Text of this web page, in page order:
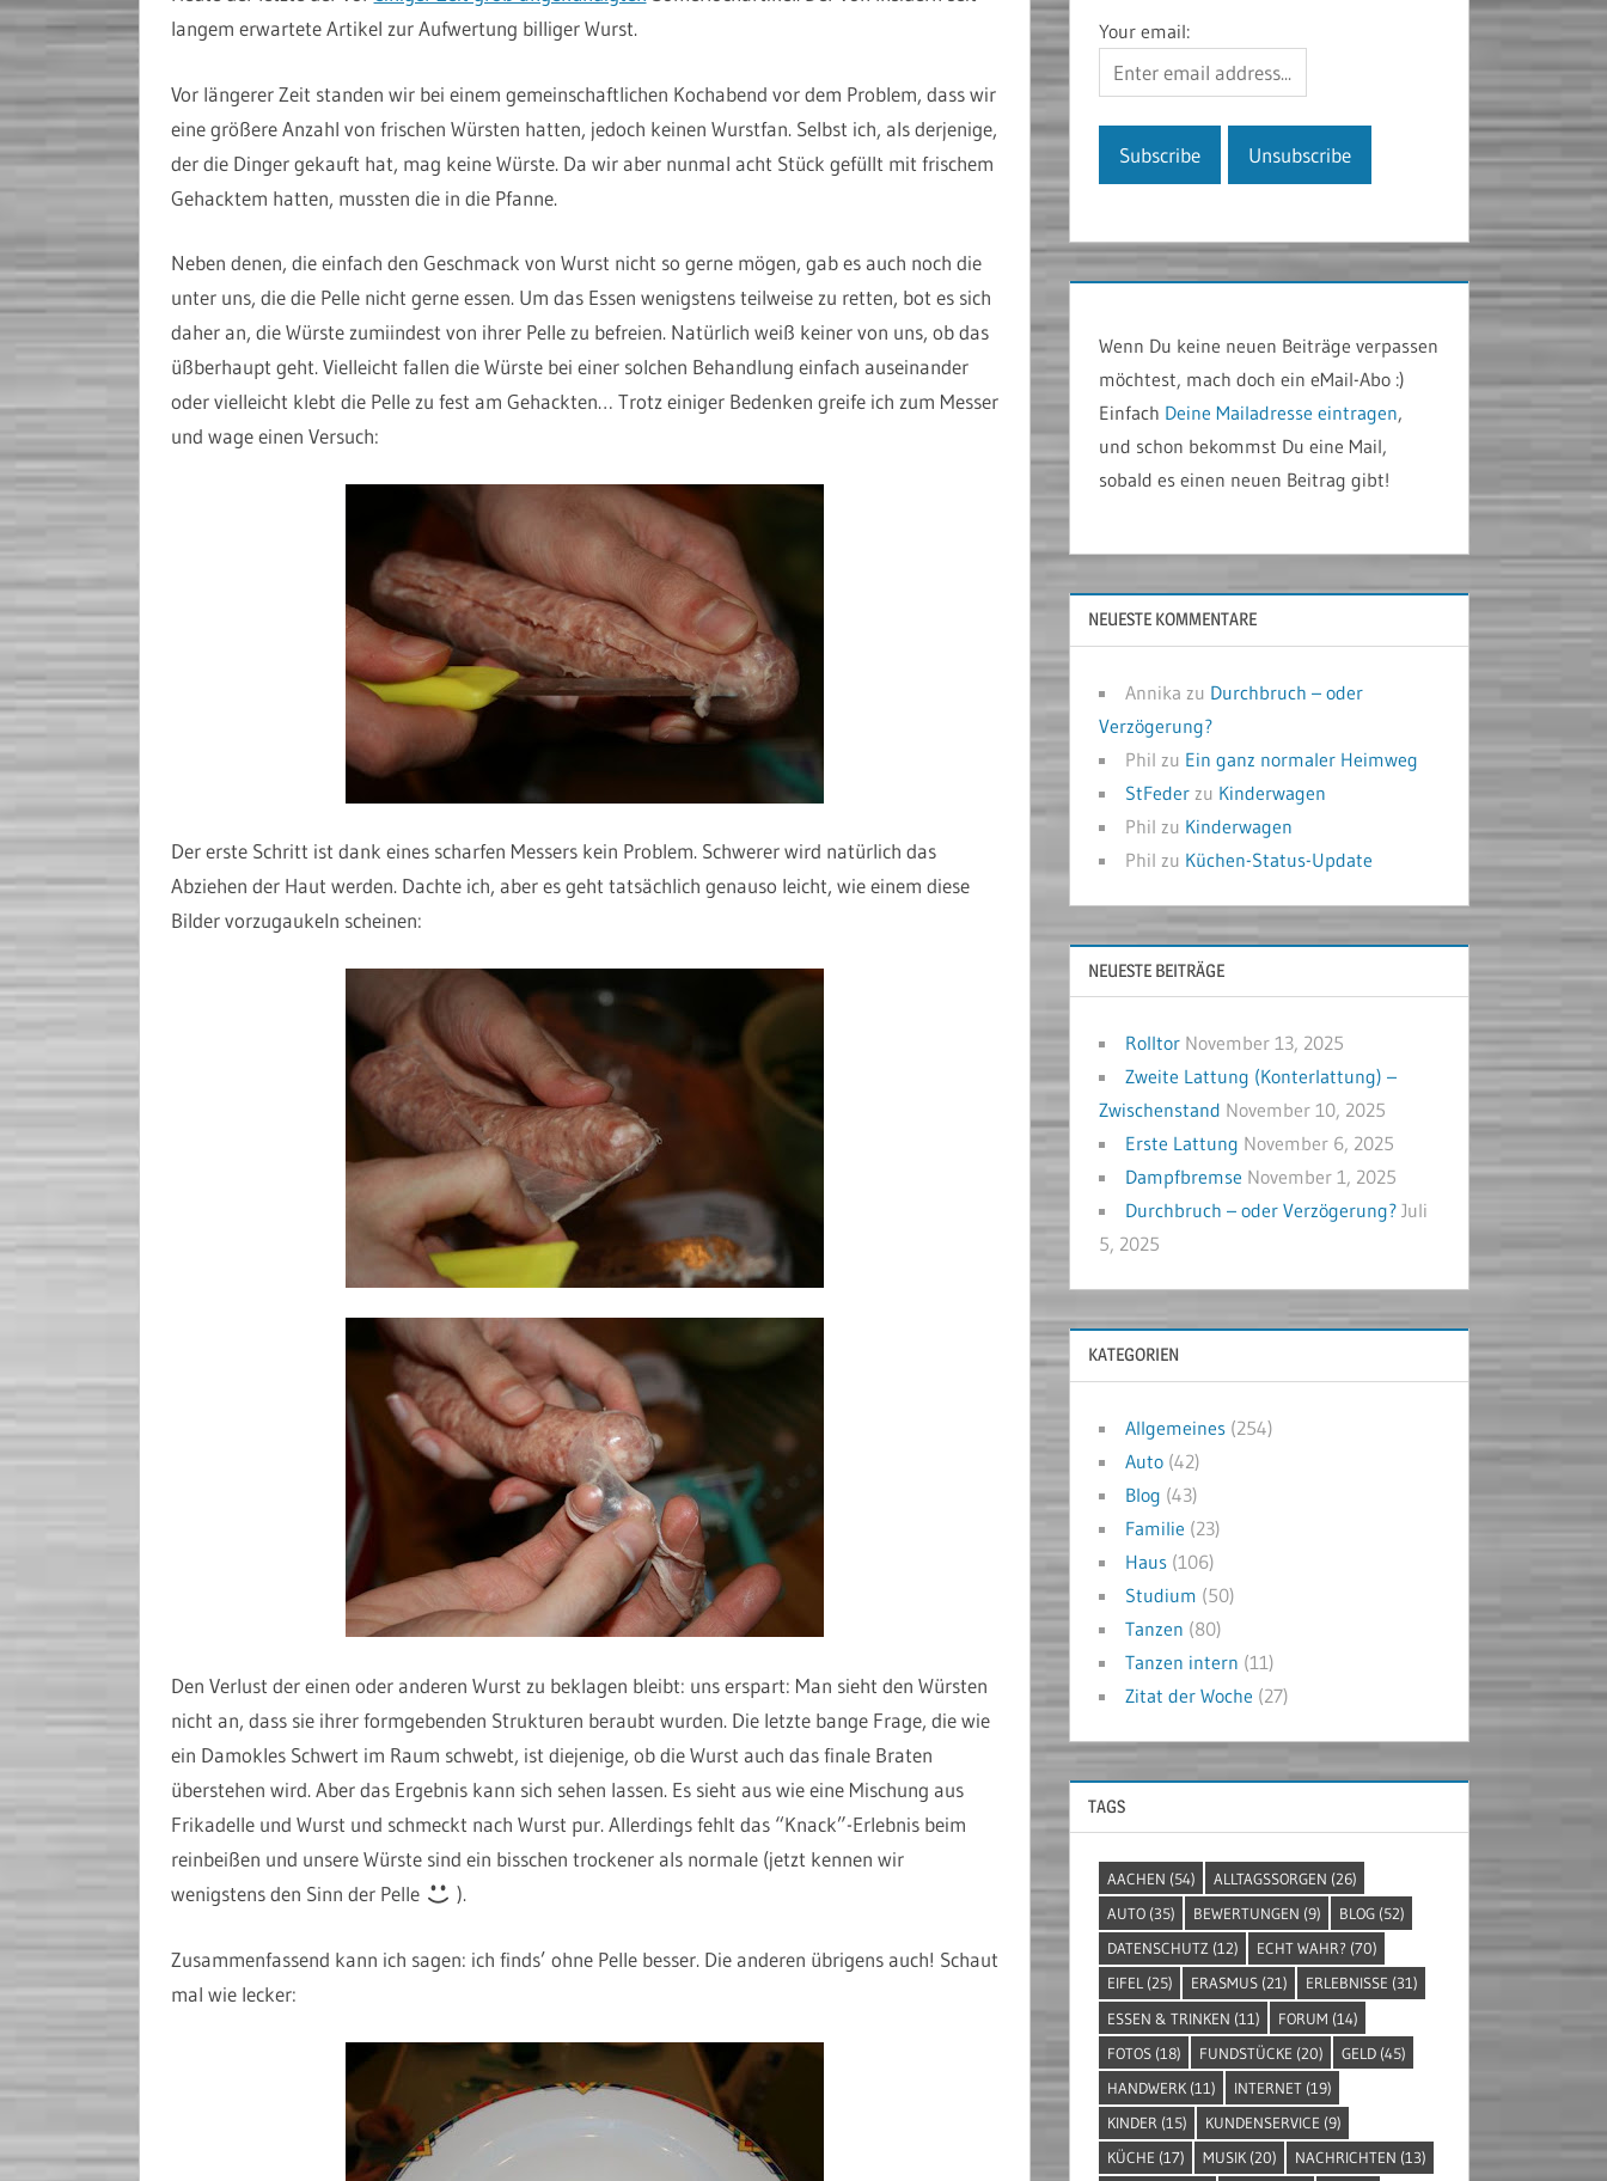
langem erwartete Artikel zur Aufwertung billiger Wurst.
Vor längerer Zeit standen wir bei einem gemeinschaftlichen Kochabend vor dem Problem, dass wir
eine größere Anzahl von frischen Würsten hatten, jedoch keinen Wurstfan. Selbst ich, als derjenige,
der die Dinger gekauft hat, mag keine Würste. Da wir aber nunmal acht Stück gefüllt mit frischem
Gehacktem hatten, mussten die in die Pfanne.
Neben denen, die einfach den Geschmack von Wurst nicht so gerne mögen, gab es auch noch die
unter uns, die die Pelle nicht gerne essen. Um das Essen wenigstens teilweise zu retten, bot es sich
daher an, die Würste zumiindest von ihrer Pelle zu befreien. Natürlich weiß keiner von uns, ob das
üßberhaupt geht. Vielleicht fallen die Würste bei einer solchen Behandlung einfach auseinander
oder vielleicht klebt die Pelle zu fest am Gehackten… Trotz einiger Bedenken greife ich zum Messer
und wage einen Versuch:
Der erste Schritt ist dank eines scharfen Messers kein Problem. Schwerer wird natürlich das
Abziehen der Haut werden. Dachte ich, aber es geht tatsächlich genauso leicht, wie einem diese
Bilder vorzugaukeln scheinen:
Den Verlust der einen oder anderen Wurst zu beklagen bleibt: uns erspart: Man sieht den Würsten
nicht an, dass sie ihrer formgebenden Strukturen beraubt wurden. Die letzte bange Frage, die wie
ein Damokles Schwert im Raum schwebt, ist diejenige, ob die Wurst auch das finale Braten
überstehen wird. Aber das Ergebnis kann sich sehen lassen. Es sieht aus wie eine Mischung aus
Frikadelle und Wurst und schmeckt nach Wurst pur. Allerdings fehlt das “Knack”-Erlebnis beim
reinbeißen und unsere Würste sind ein bisschen trockener als normale (jetzt kennen wir
wenigstens den Sinn der Pelle
).
Zusammenfassend kann ich sagen: ich finds’ ohne Pelle besser. Die anderen übrigens auch! Schaut
mal wie lecker:
Your email:
Wenn Du keine neuen Beiträge verpassen
möchtest, mach doch ein eMail-Abo :)
Einfach Deine Mailadresse eintragen,
und schon bekommst Du eine Mail,
sobald es einen neuen Beitrag gibt!
NEUESTE KOMMENTARE
Annika zu Durchbruch – oder
Verzögerung?
Phil zu Ein ganz normaler Heimweg
StFeder zu Kinderwagen
Phil zu Kinderwagen
Phil zu Küchen-Status-Update
NEUESTE BEITRÄGE
Rolltor November 13, 2025
Zweite Lattung (Konterlattung) –
Zwischenstand November 10, 2025
Erste Lattung November 6, 2025
Dampfbremse November 1, 2025
Durchbruch – oder Verzögerung? Juli
5, 2025
KATEGORIEN
Allgemeines (254)
Auto (42)
Blog (43)
Familie (23)
Haus (106)
Studium (50)
Tanzen (80)
Tanzen intern (11)
Zitat der Woche (27)
TAGS
AACHEN (54) ALLTAGSSORGEN (26)
AUTO(35) BEWERTUNGEN (9) BLOG(52)
DATENSCHUTZ (12) ECHT WAHR? (70)
EIFEL(25) ERASMUS(21) ERLEBNISSE (31)
ESSEN & TRINKEN (11) FORUM (14)
FOTOS(18) FUNDSTÜCKE (20) GELD(45)
HANDWERK(11) INTERNET(19)
KINDER (15) KUNDENSERVICE (9)
KÜCHE (17) MUSIK(20) NACHRICHTEN (13)